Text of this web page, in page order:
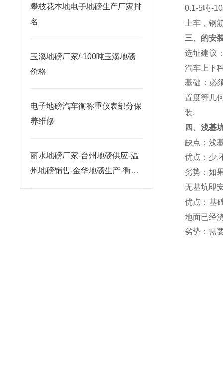
攀枝花本地电子地磅生产厂家排
名
玉溪地磅厂家/-100吨玉溪地磅
价格
电子地磅汽车衡称重仪表部分保
养维修
丽水地磅厂家-台州地磅供应-温
州地磅销售-金华地磅生产-衢州
0.1-5吨-10
土车，钢
三、的安
选址建议
汽车上下
基础：必
置度等几
装.
四、浅基
缺点：浅
优点：少,
劣势：如
无基坑即
优点：基
地面已经
劣势：需